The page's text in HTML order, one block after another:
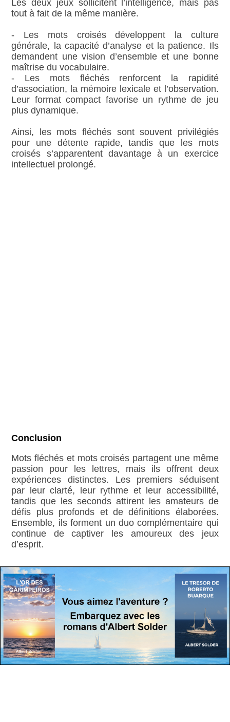
Les deux jeux sollicitent l’intelligence, mais pas
tout à fait de la même manière.
- Les mots croisés développent la culture
générale, la capacité d’analyse et la patience. Ils
demandent une vision d’ensemble et une bonne
maîtrise du vocabulaire.
- Les mots fléchés renforcent la rapidité
d’association, la mémoire lexicale et l’observation.
Leur format compact favorise un rythme de jeu
plus dynamique.
Ainsi, les mots fléchés sont souvent privilégiés
pour une détente rapide, tandis que les mots
croisés s’apparentent davantage à un exercice
intellectuel prolongé.
Conclusion
Mots fléchés et mots croisés partagent une même
passion pour les lettres, mais ils offrent deux
expériences distinctes. Les premiers séduisent
par leur clarté, leur rythme et leur accessibilité,
tandis que les seconds attirent les amateurs de
défis plus profonds et de définitions élaborées.
Ensemble, ils forment un duo complémentaire qui
continue de captiver les amoureux des jeux
d’esprit.